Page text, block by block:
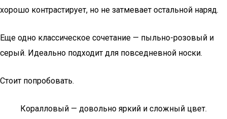
хорошо контрастирует, но не затмевает остальной наряд.
Еще одно классическое сочетание — пыльно-розовый и
серый. Идеально подходит для повседневной носки.
Стоит попробовать.
Коралловый — довольно яркий и сложный цвет.